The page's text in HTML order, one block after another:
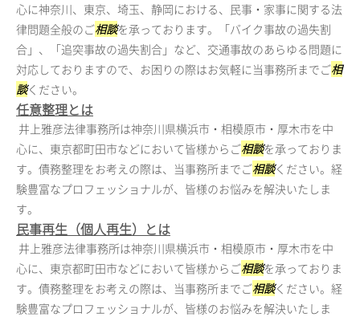
心に神奈川、東京、埼玉、静岡における、民事・家事に関する法
律問題全般のご相談を承っております。「バイク事故の過失割
合」、「追突事故の過失割合」など、交通事故のあらゆる問題に
対応しておりますので、お困りの際はお気軽に当事務所までご相
談ください。
任意整理とは
井上雅彦法律事務所は神奈川県横浜市・相模原市・厚木市を中
心に、東京都町田市などにおいて皆様からご相談を承っておりま
す。債務整理をお考えの際は、当事務所までご相談ください。経
験豊富なプロフェッショナルが、皆様のお悩みを解決いたしま
す。
民事再生（個人再生）とは
井上雅彦法律事務所は神奈川県横浜市・相模原市・厚木市を中
心に、東京都町田市などにおいて皆様からご相談を承っておりま
す。債務整理をお考えの際は、当事務所までご相談ください。経
験豊富なプロフェッショナルが、皆様のお悩みを解決いたしま